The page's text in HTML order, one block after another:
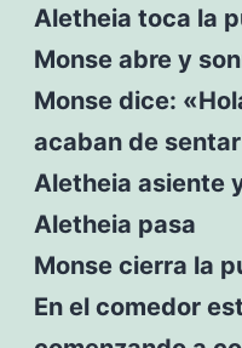
Aletheia toca la
Monse abre y
Monse dice:
acaban de
Aletheia asiente
Aletheia pasa
Monse cierra la
En el comedor